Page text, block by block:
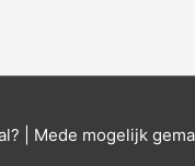
| Mede mogelijk